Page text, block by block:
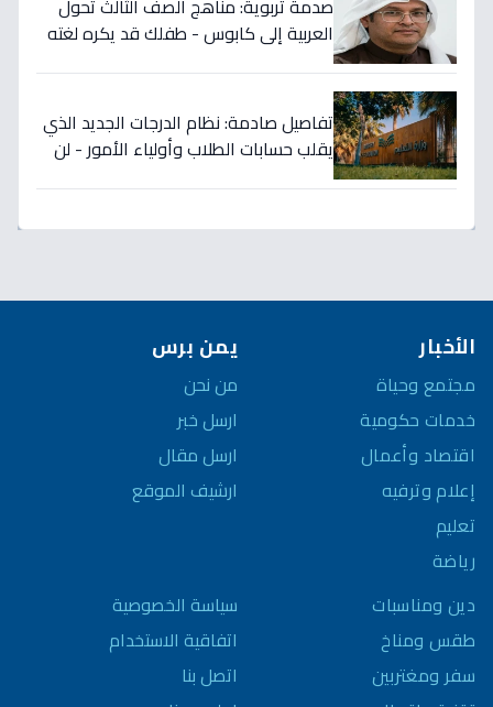
صدمة تربوية: مناهج الصف الثالث تحول
العربية إلى كابوس - طفلك قد يكره لغته
تفاصيل صادمة: نظام الدرجات الجديد الذي
يقلب حسابات الطلاب وأولياء الأمور - لن
الأخبار
مجتمع وحياة
خدمات حكومية
اقتصاد وأعمال
إعلام وترفيه
تعليم
رياضة
دين ومناسبات
طقس ومناخ
سفر ومغتربين
يمن برس
من نحن
ارسل خبر
ارسل مقال
ارشيف الموقع
سياسة الخصوصية
اتفاقية الاستخدام
اتصل بنا